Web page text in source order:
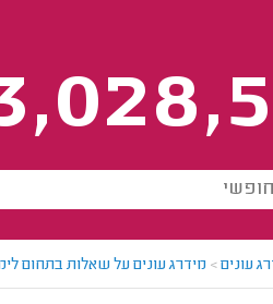
עונים> מידרג עונים על שאלות בתחום